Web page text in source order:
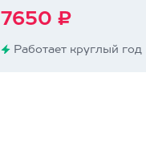
7650 ₽
Работает круглый год